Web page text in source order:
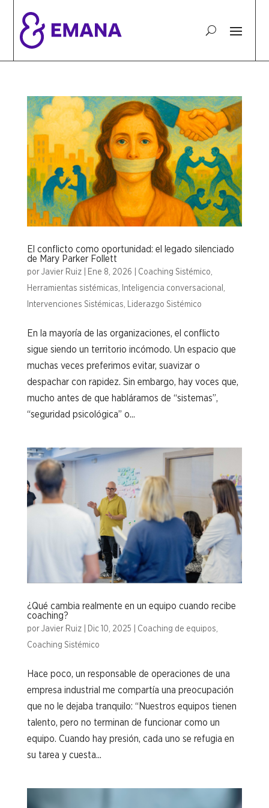
El conflicto como oportunidad: el legado silenciado
de Mary Parker Follett
porJavier Ruiz| Ene 8, 2026 Coaching Sistémico
Herramientas sistémicas
Inteligencia conversacional
Intervenciones Sistémicas
Liderazgo Sistémico
En la mayoría de las organizaciones, el conflicto
sigue siendo un territorio incómodo. Un espacio que
muchas veces preferimos evitar, suavizar o
despachar con rapidez. Sin embargo, hay voces que,
mucho antes de que habláramos de “sistemas”,
“seguridad psicológica” o...
¿Qué cambia realmente en un equipo cuando recibe
coaching?
porJavier Ruiz| Dic 10, 2025 Coaching de equipos
Coaching Sistémico
Hace poco, un responsable de operaciones de una
empresa industrial me compartía una preocupación
que no le dejaba tranquilo: “Nuestros equipos tienen
talento, pero no terminan de funcionar como un
equipo. Cuando hay presión, cada uno se refugia en
su tarea y cuesta...